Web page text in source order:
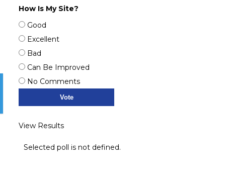
How Is My Site?
Good
Excellent
Bad
Can Be Improved
No Comments
View Results
Selected poll is not defined.